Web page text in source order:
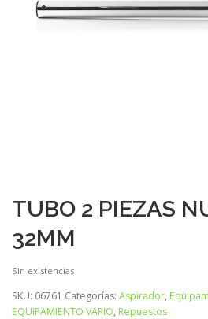
TUBO 2 PIEZAS
32MM
Sin existencias
SKU: 06761 Categorías: Aspirador,
EQUIPAMIENTO VARIO, Repuestos